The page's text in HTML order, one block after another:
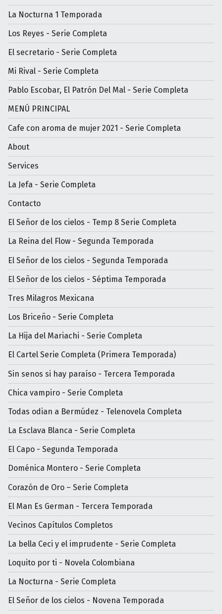
La Nocturna 1 Temporada
Los Reyes - Serie Completa
El secretario - Serie Completa
Mi Rival - Serie Completa
Pablo Escobar, El Patrón Del Mal - Serie Completa
MENÚ PRINCIPAL
Cafe con aroma de mujer 2021 - Serie Completa
About
Services
La Jefa - Serie Completa
Contacto
El Señor de los cielos - Temp 8 Serie Completa
La Reina del Flow - Segunda Temporada
El Señor de los cielos - Segunda Temporada
El Señor de los cielos - Séptima Temporada
Tres Milagros Mexicana
Los Briceño - Serie Completa
La Hija del Mariachi - Serie Completa
El Cartel Serie Completa (Primera Temporada)
Sin senos si hay paraíso - Tercera Temporada
Chica vampiro - Serie Completa
Todas odian a Bermúdez - Telenovela Completa
La Esclava Blanca - Serie Completa
El Capo - Segunda Temporada
Doménica Montero - Serie Completa
Corazón de Oro – Serie Completa
El Man Es German - Tercera Temporada
Vecinos Capítulos Completos
La bella Ceci y el imprudente - Serie Completa
Loquito por ti - Novela Colombiana
La Nocturna - Serie Completa
El Señor de los cielos - Novena Temporada